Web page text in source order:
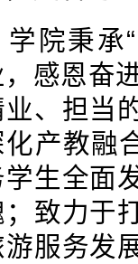
学院秉承
，感恩奋
业、担当
化产教融
学生全面
；致力于
游服务发